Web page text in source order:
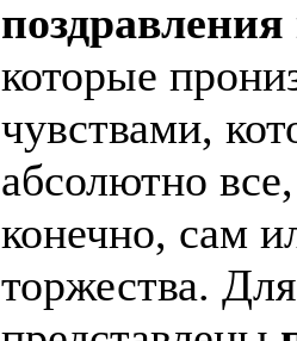
которые
чувствами,
абсолютно
конечно, сам
торжества.